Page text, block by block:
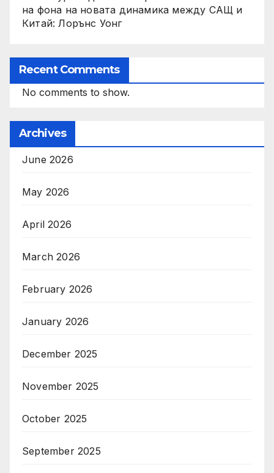
на фона на новата динамика между САЩ и
Китай: Лорънс Уонг
Recent Comments
No comments to show.
Archives
June 2026
May 2026
April 2026
March 2026
February 2026
January 2026
December 2025
November 2025
October 2025
September 2025